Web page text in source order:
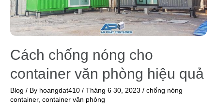
Cách chống nóng cho
container văn phòng hiệu quả
Blog / By hoangdat410 /Tháng 6 30, 2023 /chống nóng
container,container văn phòng